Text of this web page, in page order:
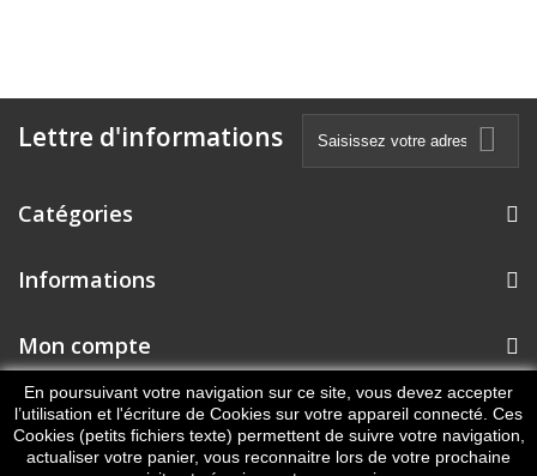
Lettre d'informations
Catégories
Informations
Mon compte
Informations sur votre boutique
En poursuivant votre navigation sur ce site, vous devez accepter
l’utilisation et l'écriture de Cookies sur votre appareil connecté. Ces
Cookies (petits fichiers texte) permettent de suivre votre navigation,
actualiser votre panier, vous reconnaitre lors de votre prochaine